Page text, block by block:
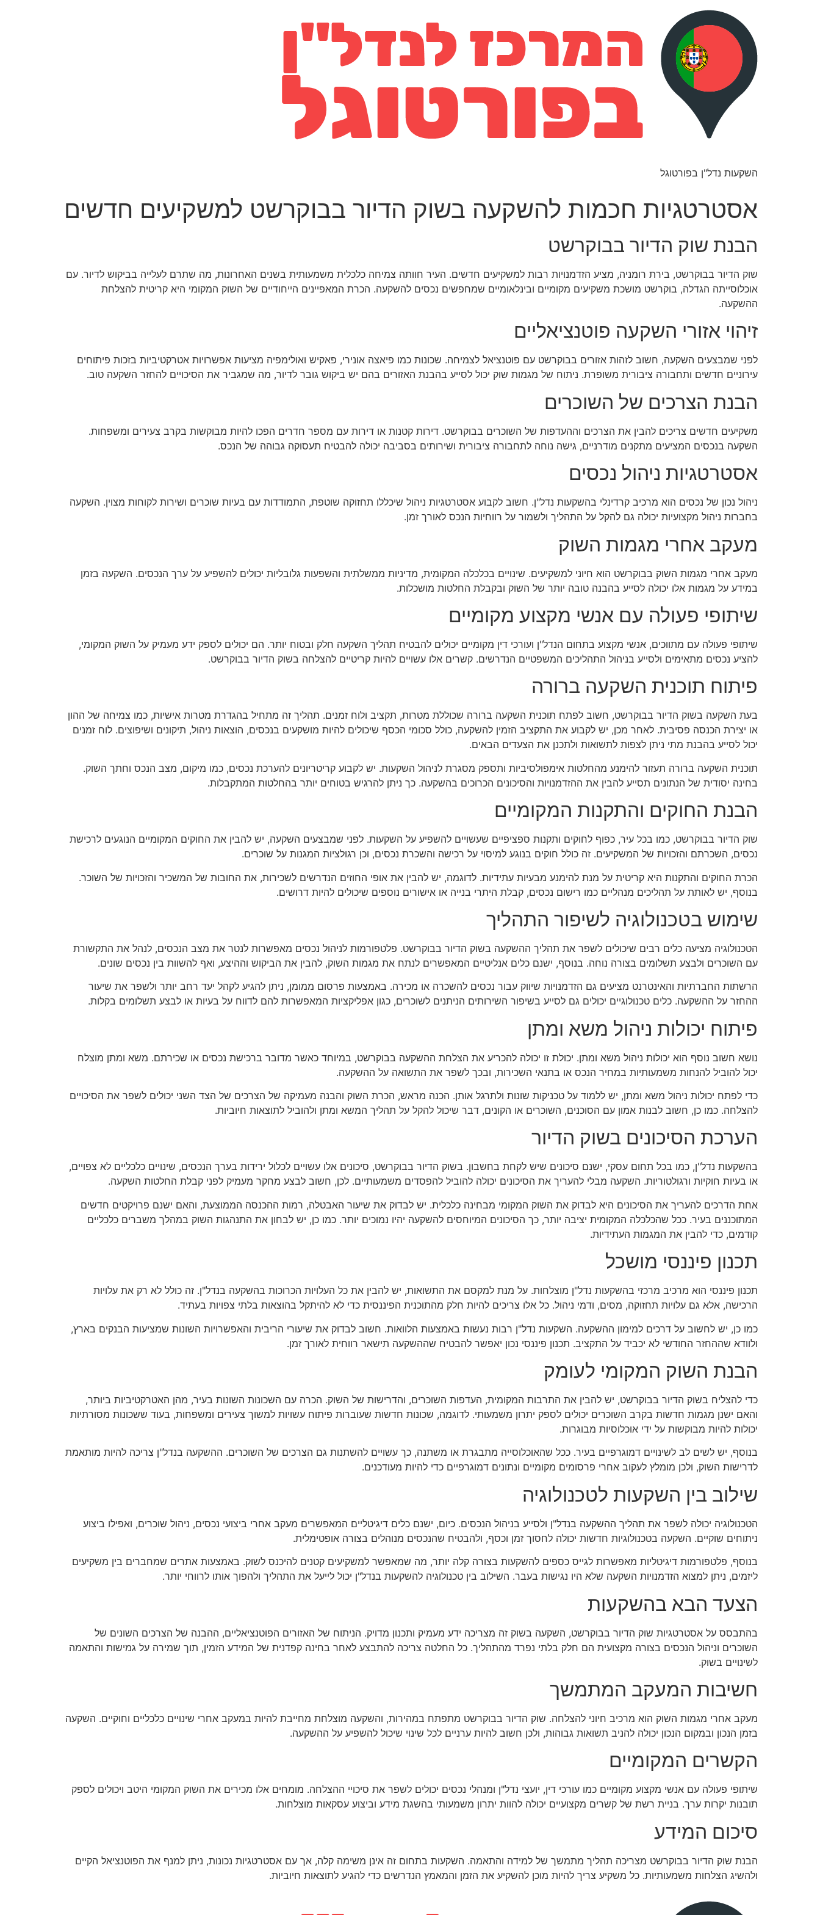
השקעות נדל"ן בפורטוגל
אסטרטגיות חכמות להשקעה בשוק הדיור בבוקרשט למשקיעים חדשים
הבנת שוק הדיור בבוקרשט
שוק הדיור בבוקרשט, בירת רומניה, מציע הזדמנויות רבות למשקיעים חדשים. העיר חוותה צמיחה כלכלית משמעותית בשנים האחרונות, מה שתרם לעלייה בביקוש לדיור. עם
אוכלוסייתה הגדלה, בוקרשט מושכת משקיעים מקומיים ובינלאומיים שמחפשים נכסים להשקעה. הכרת המאפיינים הייחודיים של השוק המקומי היא קריטית להצלחת
ההשקעה.
זיהוי אזורי השקעה פוטנציאליים
לפני שמבצעים השקעה, חשוב לזהות אזורים בבוקרשט עם פוטנציאל לצמיחה. שכונות כמו פיאצה אונירי, פאקיש ואולימפיה מציעות אפשרויות אטרקטיביות בזכות פיתוחים
עירוניים חדשים ותחבורה ציבורית משופרת. ניתוח של מגמות שוק יכול לסייע בהבנת האזורים בהם יש ביקוש גובר לדיור, מה שמגביר את הסיכויים להחזר השקעה טוב.
הבנת הצרכים של השוכרים
משקיעים חדשים צריכים להבין את הצרכים וההעדפות של השוכרים בבוקרשט. דירות קטנות או דירות עם מספר חדרים הפכו להיות מבוקשות בקרב צעירים ומשפחות.
השקעה בנכסים המציעים מתקנים מודרניים, גישה נוחה לתחבורה ציבורית ושירותים בסביבה יכולה להבטיח תעסוקה גבוהה של הנכס.
אסטרטגיות ניהול נכסים
ניהול נכון של נכסים הוא מרכיב קרדינלי בהשקעות נדל"ן. חשוב לקבוע אסטרטגיות ניהול שיכללו תחזוקה שוטפת, התמודדות עם בעיות שוכרים ושירות לקוחות מצוין. השקעה
בחברות ניהול מקצועיות יכולה גם להקל על התהליך ולשמור על רווחיות הנכס לאורך זמן.
מעקב אחרי מגמות השוק
מעקב אחרי מגמות השוק בבוקרשט הוא חיוני למשקיעים. שינויים בכלכלה המקומית, מדיניות ממשלתית והשפעות גלובליות יכולים להשפיע על ערך הנכסים. השקעה בזמן
במידע על מגמות אלו יכולה לסייע בהבנה טובה יותר של השוק ובקבלת החלטות מושכלות.
שיתופי פעולה עם אנשי מקצוע מקומיים
שיתופי פעולה עם מתווכים, אנשי מקצוע בתחום הנדל"ן ועורכי דין מקומיים יכולים להבטיח תהליך השקעה חלק ובטוח יותר. הם יכולים לספק ידע מעמיק על השוק המקומי,
להציע נכסים מתאימים ולסייע בניהול התהליכים המשפטיים הנדרשים. קשרים אלו עשויים להיות קריטיים להצלחה בשוק הדיור בבוקרשט.
פיתוח תוכנית השקעה ברורה
בעת השקעה בשוק הדיור בבוקרשט, חשוב לפתח תוכנית השקעה ברורה שכוללת מטרות, תקציב ולוח זמנים. תהליך זה מתחיל בהגדרת מטרות אישיות, כמו צמיחה של ההון
או יצירת הכנסה פסיבית. לאחר מכן, יש לקבוע את התקציב הזמין להשקעה, כולל סכומי הכסף שיכולים להיות מושקעים בנכסים, הוצאות ניהול, תיקונים ושיפוצים. לוח זמנים
יכול לסייע בהבנת מתי ניתן לצפות לתשואות ולתכנן את הצעדים הבאים.
תוכנית השקעה ברורה תעזור להימנע מהחלטות אימפולסיביות ותספק מסגרת לניהול השקעות. יש לקבוע קריטריונים להערכת נכסים, כמו מיקום, מצב הנכס וחתך השוק.
בחינה יסודית של הנתונים תסייע להבין את ההזדמנויות והסיכונים הכרוכים בהשקעה. כך ניתן להרגיש בטוחים יותר בהחלטות המתקבלות.
הבנת החוקים והתקנות המקומיים
שוק הדיור בבוקרשט, כמו בכל עיר, כפוף לחוקים ותקנות ספציפיים שעשויים להשפיע על השקעות. לפני שמבצעים השקעה, יש להבין את החוקים המקומיים הנוגעים לרכישת
נכסים, השכרתם והזכויות של המשקיעים. זה כולל חוקים בנוגע למיסוי על רכישה והשכרת נכסים, וכן רגולציות המגנות על שוכרים.
הכרת החוקים והתקנות היא קריטית על מנת להימנע מבעיות עתידיות. לדוגמה, יש להבין את אופי החוזים הנדרשים לשכירות, את החובות של המשכיר והזכויות של השוכר.
בנוסף, יש לאותת על תהליכים מנהליים כמו רישום נכסים, קבלת היתרי בנייה או אישורים נוספים שיכולים להיות דרושים.
שימוש בטכנולוגיה לשיפור התהליך
הטכנולוגיה מציעה כלים רבים שיכולים לשפר את תהליך ההשקעה בשוק הדיור בבוקרשט. פלטפורמות לניהול נכסים מאפשרות לנטר את מצב הנכסים, לנהל את התקשורת
עם השוכרים ולבצע תשלומים בצורה נוחה. בנוסף, ישנם כלים אנליטיים המאפשרים לנתח את מגמות השוק, להבין את הביקוש וההיצע, ואף להשוות בין נכסים שונים.
הרשתות החברתיות והאינטרנט מציעים גם הזדמנויות שיווק עבור נכסים להשכרה או מכירה. באמצעות פרסום ממומן, ניתן להגיע לקהל יעד רחב יותר ולשפר את שיעור
ההחזר על ההשקעה. כלים טכנולוגיים יכולים גם לסייע בשיפור השירותים הניתנים לשוכרים, כגון אפליקציות המאפשרות להם לדווח על בעיות או לבצע תשלומים בקלות.
פיתוח יכולות ניהול משא ומתן
נושא חשוב נוסף הוא יכולות ניהול משא ומתן. יכולת זו יכולה להכריע את הצלחת ההשקעה בבוקרשט, במיוחד כאשר מדובר ברכישת נכסים או שכירתם. משא ומתן מוצלח
יכול להוביל להנחות משמעותיות במחיר הנכס או בתנאי השכירות, ובכך לשפר את התשואה על ההשקעה.
כדי לפתח יכולות ניהול משא ומתן, יש ללמוד על טכניקות שונות ולתרגל אותן. הכנה מראש, הכרת השוק והבנה מעמיקה של הצרכים של הצד השני יכולים לשפר את הסיכויים
להצלחה. כמו כן, חשוב לבנות אמון עם הסוכנים, השוכרים או הקונים, דבר שיכול להקל על תהליך המשא ומתן ולהוביל לתוצאות חיוביות.
הערכת הסיכונים בשוק הדיור
בהשקעות נדל"ן, כמו בכל תחום עסקי, ישנם סיכונים שיש לקחת בחשבון. בשוק הדיור בבוקרשט, סיכונים אלו עשויים לכלול ירידות בערך הנכסים, שינויים כלכליים לא צפויים,
או בעיות חוקיות ורגולטוריות. השקעה מבלי להעריך את הסיכונים יכולה להוביל להפסדים משמעותיים. לכן, חשוב לבצע מחקר מעמיק לפני קבלת החלטות השקעה.
אחת הדרכים להעריך את הסיכונים היא לבדוק את השוק המקומי מבחינה כלכלית. יש לבדוק את שיעור האבטלה, רמות ההכנסה הממוצעת, והאם ישנם פרויקטים חדשים
המתוכננים בעיר. ככל שהכלכלה המקומית יציבה יותר, כך הסיכונים המיוחסים להשקעה יהיו נמוכים יותר. כמו כן, יש לבחון את התנהגות השוק במהלך משברים כלכליים
קודמים, כדי להבין את המגמות העתידיות.
תכנון פיננסי מושכל
תכנון פיננסי הוא מרכיב מרכזי בהשקעות נדל"ן מוצלחות. על מנת למקסם את התשואות, יש להבין את כל העלויות הכרוכות בהשקעה בנדל"ן. זה כולל לא רק את עלויות
הרכישה, אלא גם עלויות תחזוקה, מסים, ודמי ניהול. כל אלו צריכים להיות חלק מהתוכנית הפיננסית כדי לא להיתקל בהוצאות בלתי צפויות בעתיד.
כמו כן, יש לחשוב על דרכים למימון ההשקעה. השקעות נדל"ן רבות נעשות באמצעות הלוואות. חשוב לבדוק את שיעורי הריבית והאפשרויות השונות שמציעות הבנקים בארץ,
ולוודא שההחזר החודשי לא יכביד על התקציב. תכנון פיננסי נכון יאפשר להבטיח שההשקעה תישאר רווחית לאורך זמן.
הבנת השוק המקומי לעומק
כדי להצליח בשוק הדיור בבוקרשט, יש להבין את התרבות המקומית, העדפות השוכרים, והדרישות של השוק. הכרה עם השכונות השונות בעיר, מהן האטרקטיביות ביותר,
והאם ישנן מגמות חדשות בקרב השוכרים יכולים לספק יתרון משמעותי. לדוגמה, שכונות חדשות שעוברות פיתוח עשויות למשוך צעירים ומשפחות, בעוד ששכונות מסורתיות
יכולות להיות מבוקשות על ידי אוכלוסיות מבוגרות.
בנוסף, יש לשים לב לשינויים דמוגרפיים בעיר. ככל שהאוכלוסייה מתבגרת או משתנה, כך עשויים להשתנות גם הצרכים של השוכרים. ההשקעה בנדל"ן צריכה להיות מותאמת
לדרישות השוק, ולכן מומלץ לעקוב אחרי פרסומים מקומיים ונתונים דמוגרפיים כדי להיות מעודכנים.
שילוב בין השקעות לטכנולוגיה
הטכנולוגיה יכולה לשפר את תהליך ההשקעה בנדל"ן ולסייע בניהול הנכסים. כיום, ישנם כלים דיגיטליים המאפשרים מעקב אחרי ביצועי נכסים, ניהול שוכרים, ואפילו ביצוע
ניתוחים שוקיים. השקעה בטכנולוגיות חדשות יכולה לחסוך זמן וכסף, ולהבטיח שהנכסים מנוהלים בצורה אופטימלית.
בנוסף, פלטפורמות דיגיטליות מאפשרות לגייס כספים להשקעות בצורה קלה יותר, מה שמאפשר למשקיעים קטנים להיכנס לשוק. באמצעות אתרים שמחברים בין משקיעים
ליזמים, ניתן למצוא הזדמנויות השקעה שלא היו נגישות בעבר. השילוב בין טכנולוגיה להשקעות בנדל"ן יכול לייעל את התהליך ולהפוך אותו לרווחי יותר.
הצעד הבא בהשקעות
בהתבסס על אסטרטגיות שוק הדיור בבוקרשט, השקעה בשוק זה מצריכה ידע מעמיק ותכנון מדויק. הניתוח של האזורים הפוטנציאליים, ההבנה של הצרכים השונים של
השוכרים וניהול הנכסים בצורה מקצועית הם חלק בלתי נפרד מהתהליך. כל החלטה צריכה להתבצע לאחר בחינה קפדנית של המידע הזמין, תוך שמירה על גמישות והתאמה
לשינויים בשוק.
חשיבות המעקב המתמשך
מעקב אחרי מגמות השוק הוא מרכיב חיוני להצלחה. שוק הדיור בבוקרשט מתפתח במהירות, והשקעה מוצלחת מחייבת להיות במעקב אחרי שינויים כלכליים וחוקיים. השקעה
בזמן הנכון ובמקום הנכון יכולה להניב תשואות גבוהות, ולכן חשוב להיות ערניים לכל שינוי שיכול להשפיע על ההשקעה.
הקשרים המקומיים
שיתופי פעולה עם אנשי מקצוע מקומיים כמו עורכי דין, יועצי נדל"ן ומנהלי נכסים יכולים לשפר את סיכויי ההצלחה. מומחים אלו מכירים את השוק המקומי היטב ויכולים לספק
תובנות יקרות ערך. בניית רשת של קשרים מקצועיים יכולה להוות יתרון משמעותי בהשגת מידע וביצוע עסקאות מוצלחות.
סיכום המידע
הבנת שוק הדיור בבוקרשט מצריכה תהליך מתמשך של למידה והתאמה. השקעות בתחום זה אינן משימה קלה, אך עם אסטרטגיות נכונות, ניתן למנף את הפוטנציאל הקיים
ולהשיג הצלחות משמעותיות. כל משקיע צריך להיות מוכן להשקיע את הזמן והמאמץ הנדרשים כדי להגיע לתוצאות חיוביות.